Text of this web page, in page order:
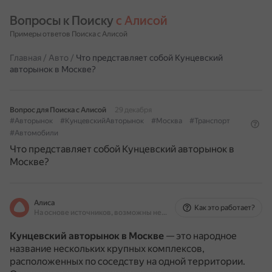
Вопросы к Поиску с Алисой
Примеры ответов Поиска с Алисой
Главная / Авто / Что представляет собой Кунцевский
авторынок в Москве?
Вопрос для Поиска с Алисой
29 декабря
#Авторынок
#КунцевскийАвторынок #Москва
#Транспорт
#Автомобили
Что представляет собой Кунцевский авторынок в
Москве?
Алиса
На основе источников, возможны неточности
Как это работает?
Кунцевский авторынок в Москве — это народное
название нескольких крупных комплексов,
расположенных по соседству на одной территории.